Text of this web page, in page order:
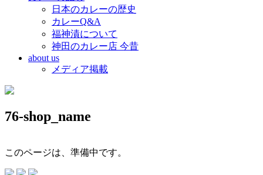
日本のカレーの歴史
カレーQ&A
福神漬について
神田のカレー店 今昔
about us
メディア掲載
76-shop_name
このページは、準備中です。